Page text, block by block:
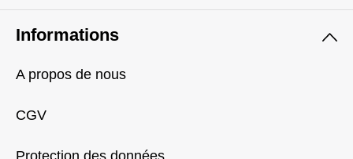
Informations
A propos de nous
CGV